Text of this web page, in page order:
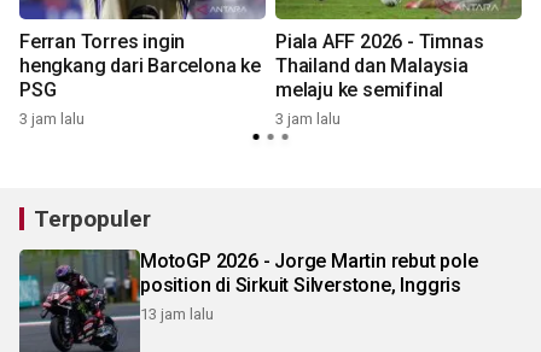
Ferran Torres ingin
hengkang dari Barcelona ke
PSG
3 jam lalu
Piala AFF 2026 - Timnas
Thailand dan Malaysia
melaju ke semifinal
3 jam lalu
Terpopuler
MotoGP 2026 - Jorge Martin rebut pole
position di Sirkuit Silverstone, Inggris
13 jam lalu